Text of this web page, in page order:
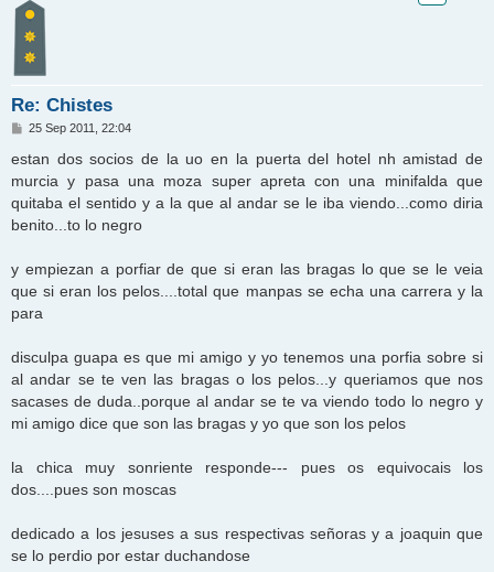
Re: Chistes
M
n
a
j
e
25 Sep 2011, 22:04
estan dos socios de la uo en la puerta del hotel nh amistad de
murcia y pasa una moza super apreta con una minifalda que
quitaba el sentido y a la que al andar se le iba viendo...como diria
benito...to lo negro
y empiezan a porfiar de que si eran las bragas lo que se le veia
que si eran los pelos....total que manpas se echa una carrera y la
para
disculpa guapa es que mi amigo y yo tenemos una porfia sobre si
al andar se te ven las bragas o los pelos...y queriamos que nos
sacases de duda..porque al andar se te va viendo todo lo negro y
mi amigo dice que son las bragas y yo que son los pelos
la chica muy sonriente responde--- pues os equivocais los
dos....pues son moscas
dedicado a los jesuses a sus respectivas señoras y a joaquin que
se lo perdio por estar duchandose